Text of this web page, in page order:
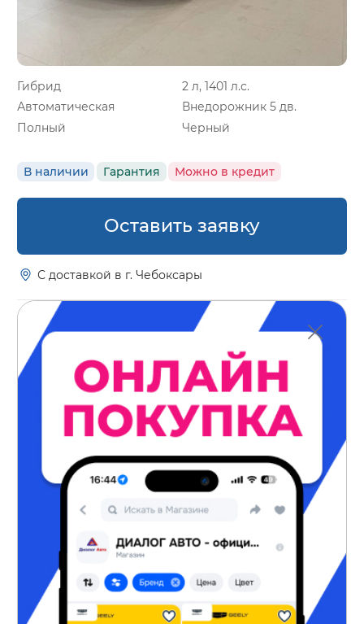
Гибрид
2 л, 1401 л.с.
Автоматическая
Внедорожник 5 дв.
Полный
Черный
В наличии Гарантия Можно в кредит
Оставить заявку
С доставкой в г. Чебоксары